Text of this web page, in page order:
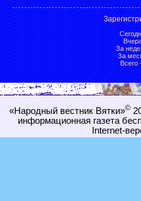
За
За
Всего
«Народный вестник Вятки»©
информационная газета
Internet-